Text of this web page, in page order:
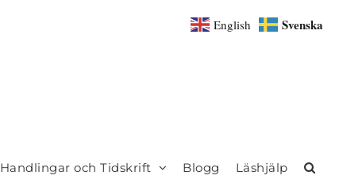
Handlingar och Tidskrift Blogg Läshjälp
English Svenska